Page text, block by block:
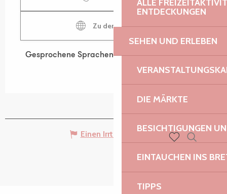
ALLE
ENTDECKUNGEN
SEHEN UND ERLEBEN
DIE MÄRKTE
BESICHTIGUNGEN
EINTAUCHEN INS
TIPPS
Voir les favoris
Zu den Webseiten
Gesprochene Sprachen
Gesprochene Sprachen
Einen Irrtum angeben